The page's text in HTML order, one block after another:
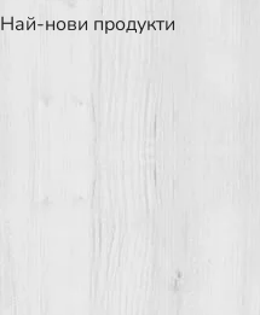
Най-нови продукти